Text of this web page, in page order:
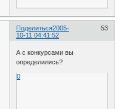
Поделиться 53
2005-
10-11 04:41:52
А с конкурсами вы
определились?
0